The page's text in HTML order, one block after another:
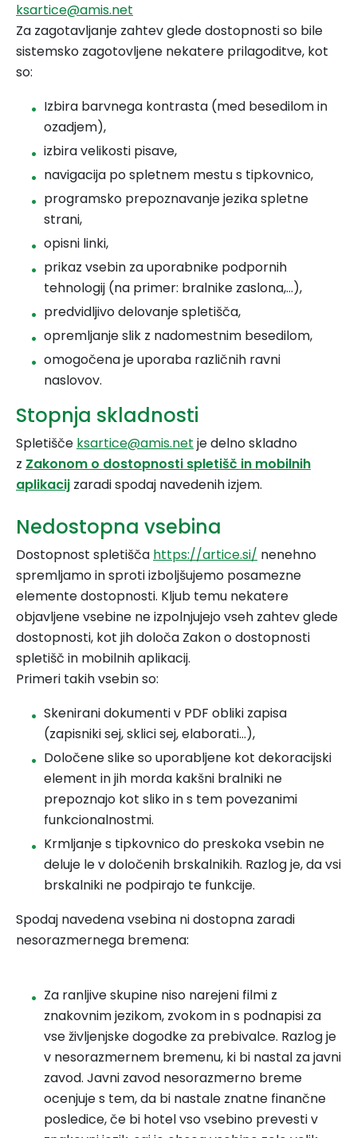
ksartice@amis.net
Za zagotavljanje zahtev glede dostopnosti so bile
sistemsko zagotovljene nekatere prilagoditve, kot
so:
Izbira barvnega kontrasta (med besedilom in
ozadjem),
izbira velikosti pisave,
navigacija po spletnem mestu s tipkovnico,
programsko prepoznavanje jezika spletne
strani,
opisni linki,
prikaz vsebin za uporabnike podpornih
tehnologij (na primer: bralnike zaslona,…),
predvidljivo delovanje spletišča,
opremljanje slik z nadomestnim besedilom,
omogočena je uporaba različnih ravni
naslovov.
Stopnja skladnosti
Spletišče ksartice@amis.net je delno skladno
z Zakonom o dostopnosti spletišč in mobilnih
aplikacij zaradi spodaj navedenih izjem.
Nedostopna vsebina
Dostopnost spletišča https://artice.si/ nenehno
spremljamo in sproti izboljšujemo posamezne
elemente dostopnosti. Kljub temu nekatere
objavljene vsebine ne izpolnjujejo vseh zahtev glede
dostopnosti, kot jih določa Zakon o dostopnosti
spletišč in mobilnih aplikacij.
Primeri takih vsebin so:
Skenirani dokumenti v PDF obliki zapisa
(zapisniki sej, sklici sej, elaborati...),
Določene slike so uporabljene kot dekoracijski
element in jih morda kakšni bralniki ne
prepoznajo kot sliko in s tem povezanimi
funkcionalnostmi.
Krmljanje s tipkovnico do preskoka vsebin ne
deluje le v določenih brskalnikih. Razlog je, da vsi
brskalniki ne podpirajo te funkcije.
Spodaj navedena vsebina ni dostopna zaradi
nesorazmernega bremena:
Za ranljive skupine niso narejeni filmi z
znakovnim jezikom, zvokom in s podnapisi za
vse življenjske dogodke za prebivalce. Razlog je
v nesorazmernem bremenu, ki bi nastal za javni
zavod. Javni zavod nesorazmerno breme
ocenjuje s tem, da bi nastale znatne finančne
posledice, če bi hotel vso vsebino prevesti v